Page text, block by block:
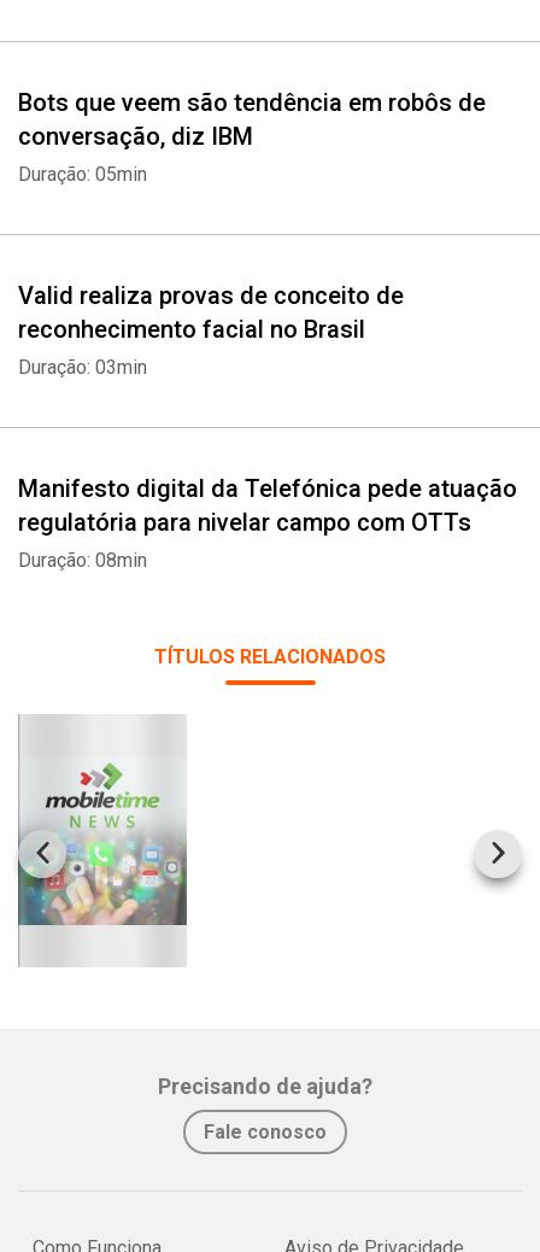
Bots que veem são tendência em robôs de
conversação, diz IBM
Duração: 05min
Valid realiza provas de conceito de
reconhecimento facial no Brasil
Duração: 03min
Manifesto digital da Telefónica pede atuação
regulatória para nivelar campo com OTTs
Duração: 08min
TÍTULOS RELACIONADOS
Precisando de ajuda?
Fale conosco